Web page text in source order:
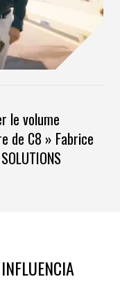
le volume
de C8 » Fabrice